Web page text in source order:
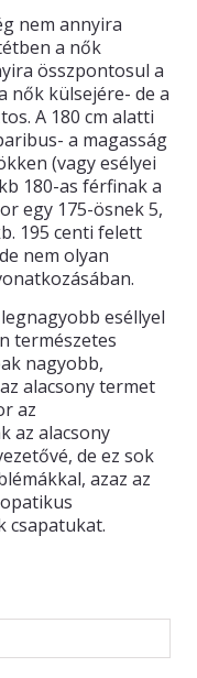
nem annyira
a nők
összpontosul a
nők külsejére- de a
A 180 cm alatti
a magasság
(vagy esélyei
180-as férfinak a
egy 175-ösnek 5,
195 centi felett
nem olyan
eséllyel
természetes
nagyobb,
alacsony termet
az
az alacsony
de ez sok
azaz az
csapatukat.